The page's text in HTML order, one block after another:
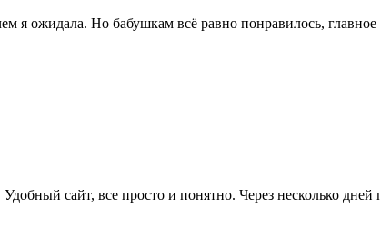
я ожидала. Но бабушкам всё равно понравилось,
сайт, все просто и понятно. Через несколько